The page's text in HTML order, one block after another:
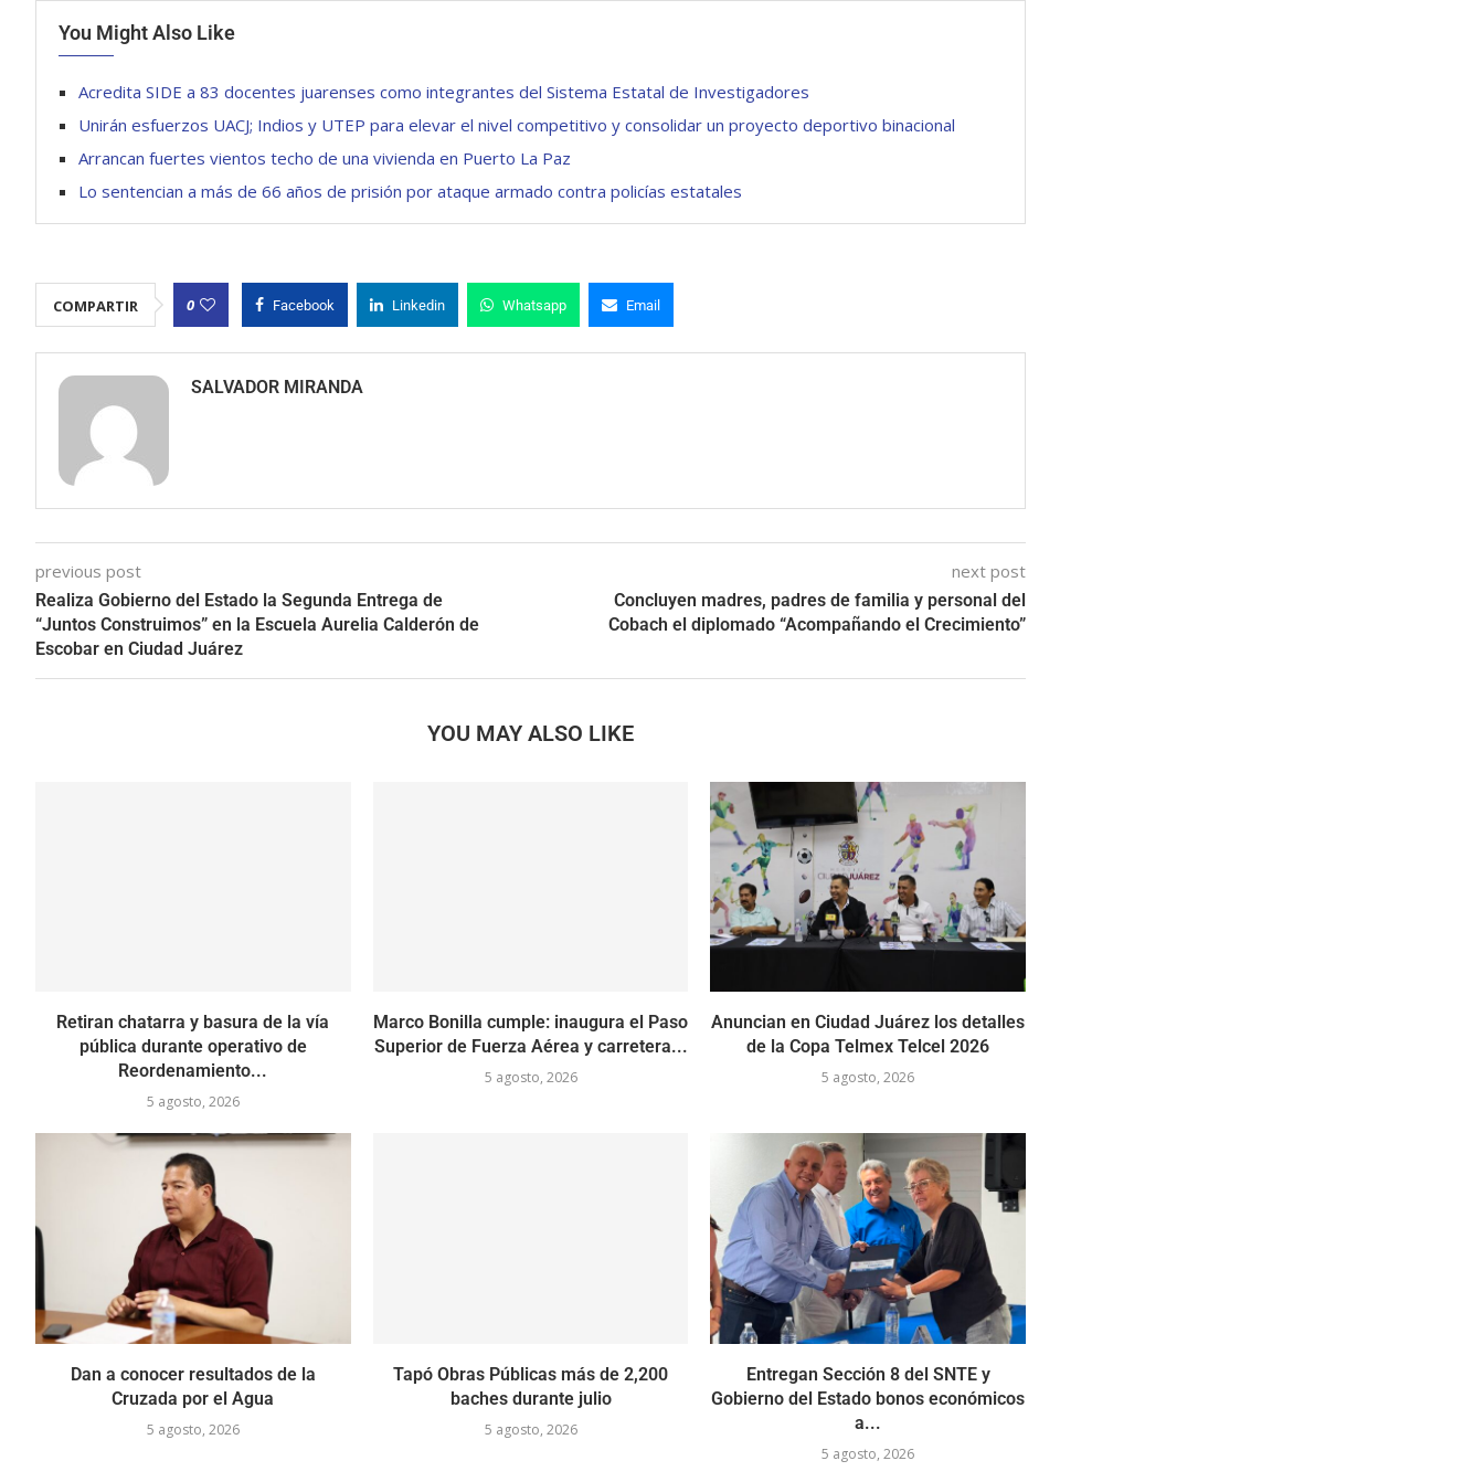
You Might Also Like
Acredita SIDE a 83 docentes juarenses como integrantes del Sistema Estatal de Investigadores
Unirán esfuerzos UACJ; Indios y UTEP para elevar el nivel competitivo y consolidar un proyecto deportivo binacional
Arrancan fuertes vientos techo de una vivienda en Puerto La Paz
Lo sentencian a más de 66 años de prisión por ataque armado contra policías estatales
COMPARTIR 0 Facebook Linkedin Whatsapp Email
SALVADOR MIRANDA
previous post
Realiza Gobierno del Estado la Segunda Entrega de
“Juntos Construimos” en la Escuela Aurelia Calderón de
Escobar en Ciudad Juárez
next post
Concluyen madres, padres de familia y personal del
Cobach el diplomado “Acompañando el Crecimiento”
YOU MAY ALSO LIKE
Retiran chatarra y basura de la vía
pública durante operativo de
Reordenamiento...
5 agosto, 2026
Marco Bonilla cumple: inaugura el Paso
Superior de Fuerza Aérea y carretera...
5 agosto, 2026
Anuncian en Ciudad Juárez los detalles
de la Copa Telmex Telcel 2026
5 agosto, 2026
Dan a conocer resultados de la
Cruzada por el Agua
5 agosto, 2026
Tapó Obras Públicas más de 2,200
baches durante julio
5 agosto, 2026
Entregan Sección 8 del SNTE y
Gobierno del Estado bonos económicos
a...
5 agosto, 2026